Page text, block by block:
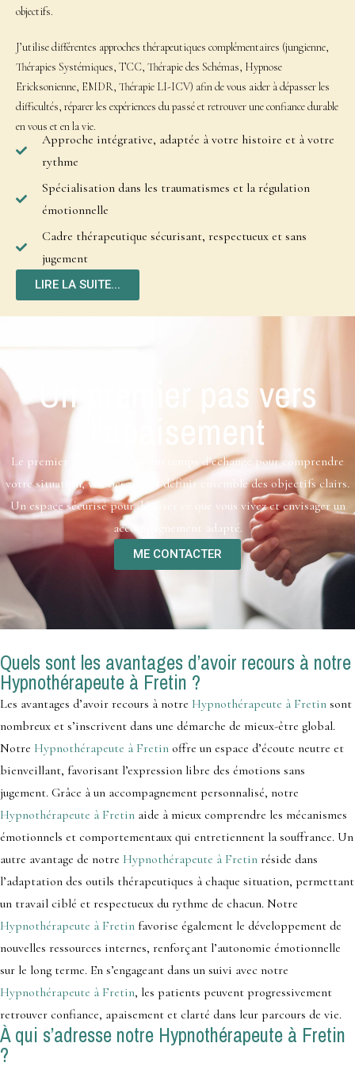
objectifs.
J’utilise différentes approches thérapeutiques complémentaires (jungienne,
Thérapies Systémiques, TCC, Thérapie des Schémas, Hypnose
Ericksonienne, EMDR, Thérapie LI-ICV) afin de vous aider à dépasser les
difficultés, réparer les expériences du passé et retrouver une confiance durable
en vous et en la vie.
Approche intégrative, adaptée à votre histoire et à votre
rythme
Spécialisation dans les traumatismes et la régulation
émotionnelle
Cadre thérapeutique sécurisant, respectueux et sans
jugement
LIRE LA SUITE...
Un premier pas vers
l’apaisement
Le premier rendez-vous est un temps d’échange pour comprendre
votre situation, vos besoins et définir ensemble des objectifs clairs.
Un espace sécurisé pour déposer ce que vous vivez et envisager un
accompagnement adapté.
ME CONTACTER
Quels sont les avantages d’avoir recours à notre
Hypnothérapeute à Fretin ?
Les avantages d’avoir recours à notre Hypnothérapeute à Fretin sont
nombreux et s’inscrivent dans une démarche de mieux-être global.
Notre Hypnothérapeute à Fretin offre un espace d’écoute neutre et
bienveillant, favorisant l’expression libre des émotions sans
jugement. Grâce à un accompagnement personnalisé, notre
Hypnothérapeute à Fretin aide à mieux comprendre les mécanismes
émotionnels et comportementaux qui entretiennent la souffrance. Un
autre avantage de notre Hypnothérapeute à Fretin réside dans
l’adaptation des outils thérapeutiques à chaque situation, permettant
un travail ciblé et respectueux du rythme de chacun. Notre
Hypnothérapeute à Fretin favorise également le développement de
nouvelles ressources internes, renforçant l’autonomie émotionnelle
sur le long terme. En s’engageant dans un suivi avec notre
Hypnothérapeute à Fretin, les patients peuvent progressivement
retrouver confiance, apaisement et clarté dans leur parcours de vie.
À qui s’adresse notre Hypnothérapeute à Fretin
?